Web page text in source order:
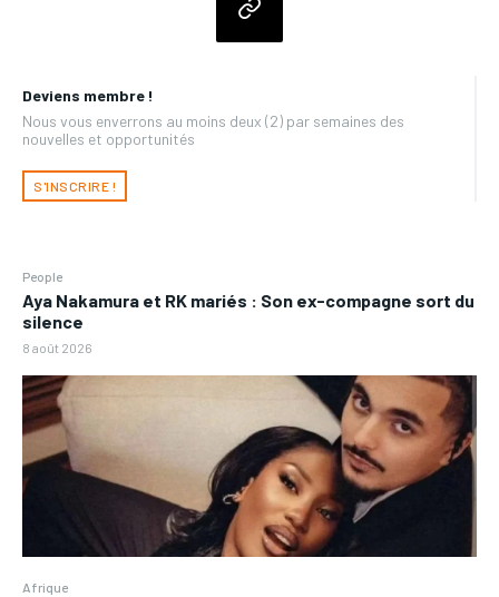
Deviens membre !
Nous vous enverrons au moins deux (2) par semaines des
nouvelles et opportunités
S'INSCRIRE !
People
Aya Nakamura et RK mariés : Son ex-compagne sort du
silence
8 août 2026
Afrique